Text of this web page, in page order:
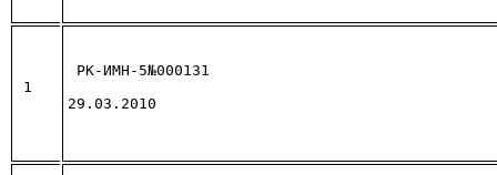
1
РК-ИМН-5№000131
29.03.2010